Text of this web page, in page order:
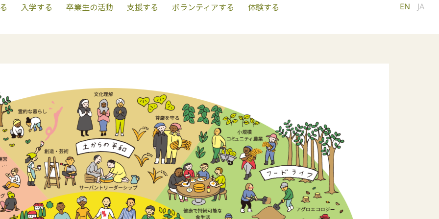
入学する 卒業生の活動 支援する ボランティアする 体験する EN JA